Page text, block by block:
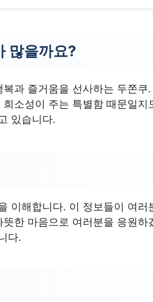
많을까요?
과 즐거움을 선사하는 두쫀쿠
소성이 주는 특별함 때문일지
있습니다.
이해합니다. 이 정보들이 여러
한 마음으로 여러분을 응원하
다.